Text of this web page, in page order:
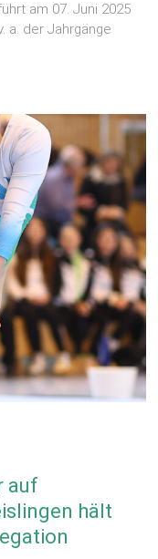
am 07. Juni 2025
a. der Jahrgänge
auf
hält